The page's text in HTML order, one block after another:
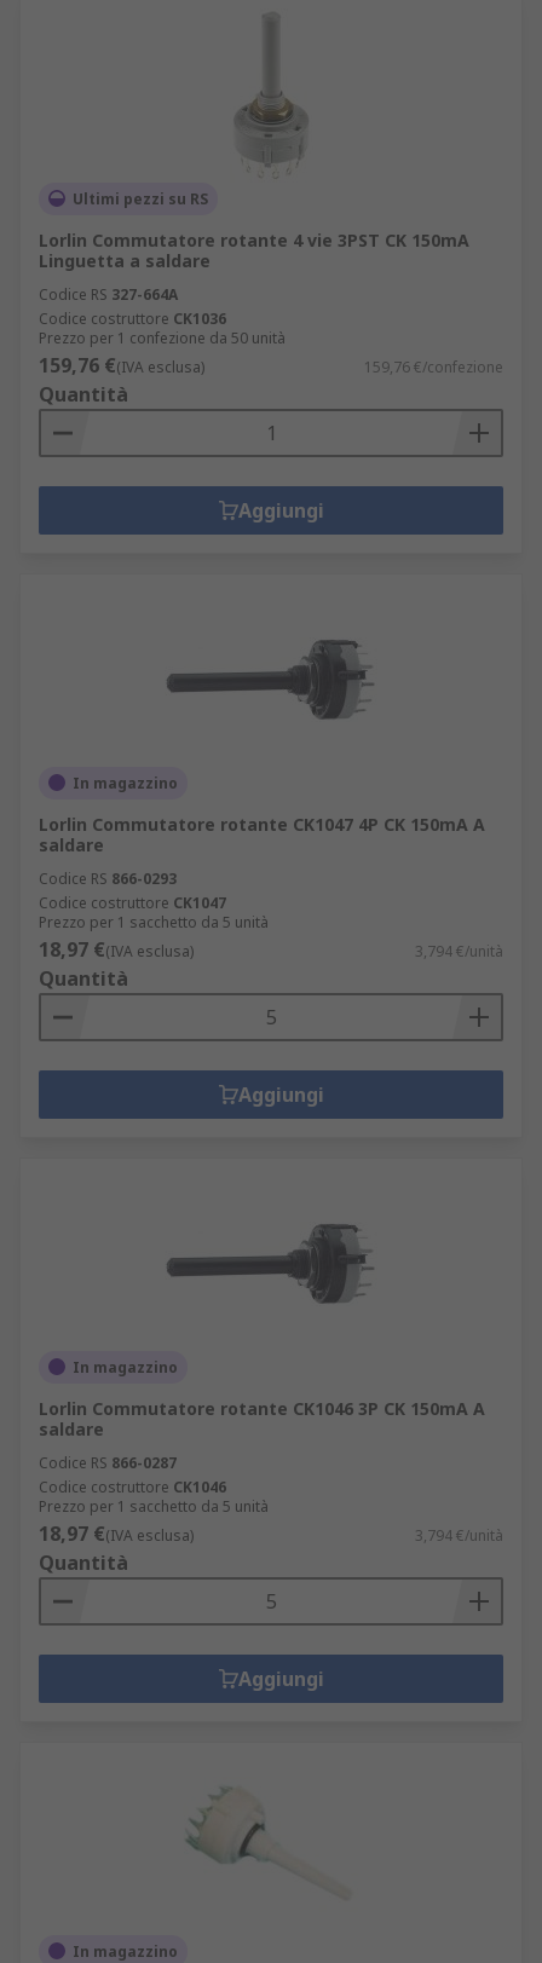
Ultimi pezzi su RS
Lorlin Commutatore rotante 4 vie 3PST CK 150mA
Linguetta a saldare
Codice RS 327-664A
Codice costruttore CK1036
Prezzo per 1 confezione da 50 unità
159,76 €(IVA esclusa) 159,76 €/confezione
Quantità
Aggiungi
In magazzino
Lorlin Commutatore rotante CK1047 4P CK 150mA A
saldare
Codice RS 866-0293
Codice costruttore CK1047
Prezzo per 1 sacchetto da 5 unità
18,97 €(IVA esclusa) 3,794 €/unità
Quantità
Aggiungi
In magazzino
Lorlin Commutatore rotante CK1046 3P CK 150mA A
saldare
Codice RS 866-0287
Codice costruttore CK1046
Prezzo per 1 sacchetto da 5 unità
18,97 €(IVA esclusa) 3,794 €/unità
Quantità
Aggiungi
In magazzino